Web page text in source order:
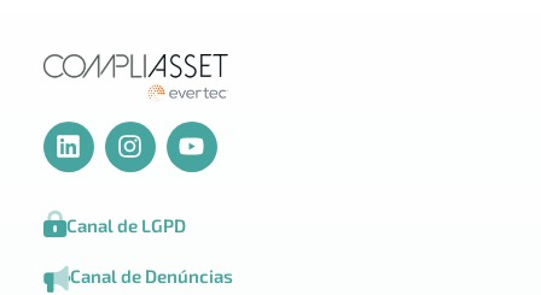
Canal de LGPD
Canal de Denúncias